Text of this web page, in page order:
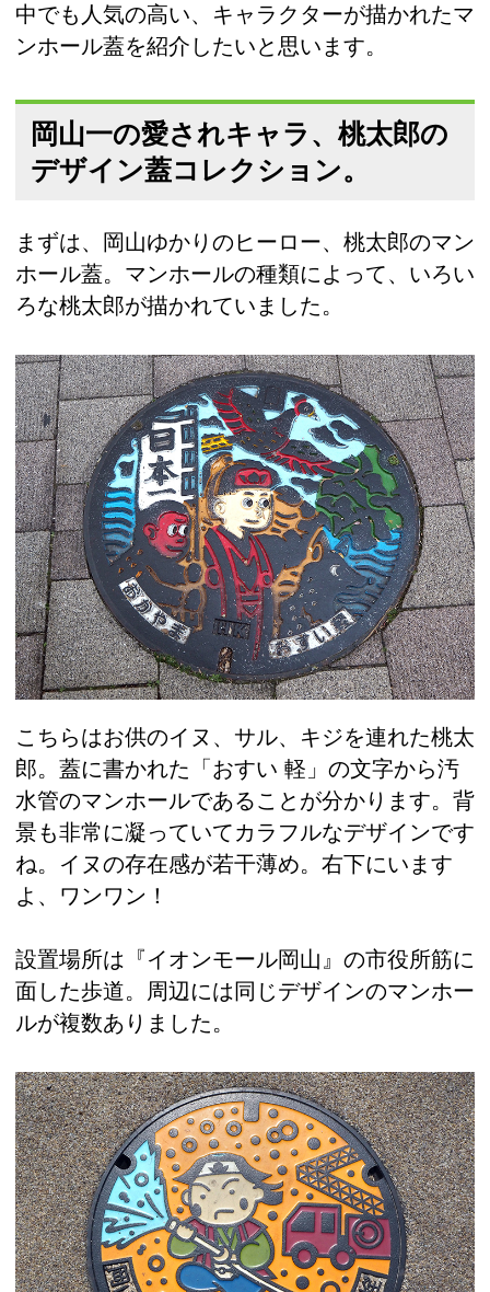
中でも人気の高い、キャラクターが描かれたマ
ンホール蓋を紹介したいと思います。
岡山一の愛されキャラ、桃太郎の
デザイン蓋コレクション。
まずは、岡山ゆかりのヒーロー、桃太郎のマン
ホール蓋。マンホールの種類によって、いろい
ろな桃太郎が描かれていました。
こちらはお供のイヌ、サル、キジを連れた桃太
郎。蓋に書かれた「おすい 軽」の文字から汚
水管のマンホールであることが分かります。背
景も非常に凝っていてカラフルなデザインです
ね。イヌの存在感が若干薄め。右下にいます
よ、ワンワン！
設置場所は『イオンモール岡山』の市役所筋に
面した歩道。周辺には同じデザインのマンホー
ルが複数ありました。